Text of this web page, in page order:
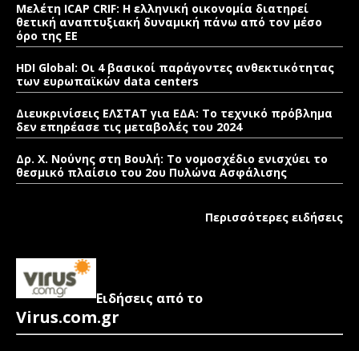
Μελέτη ICAP CRIF: Η ελληνική οικονομία διατηρεί
θετική αναπτυξιακή δυναμική πάνω από τον μέσο
όρο της ΕΕ
HDI Global: Οι 4 βασικοί παράγοντες ανθεκτικότητας
των ευρωπαϊκών data centers
Διευκρινίσεις ΕΛΣΤΑΤ για ΕΔΑ: Το τεχνικό πρόβλημα
δεν επηρέασε τις μεταβολές του 2024
Δρ. Χ. Νούνης στη Βουλή: Το νομοσχέδιο ενισχύει το
θεσμικό πλαίσιο του 2ου Πυλώνα Ασφάλισης
Περισσότερες ειδήσεις
Ειδήσεις από το
Virus.com.gr